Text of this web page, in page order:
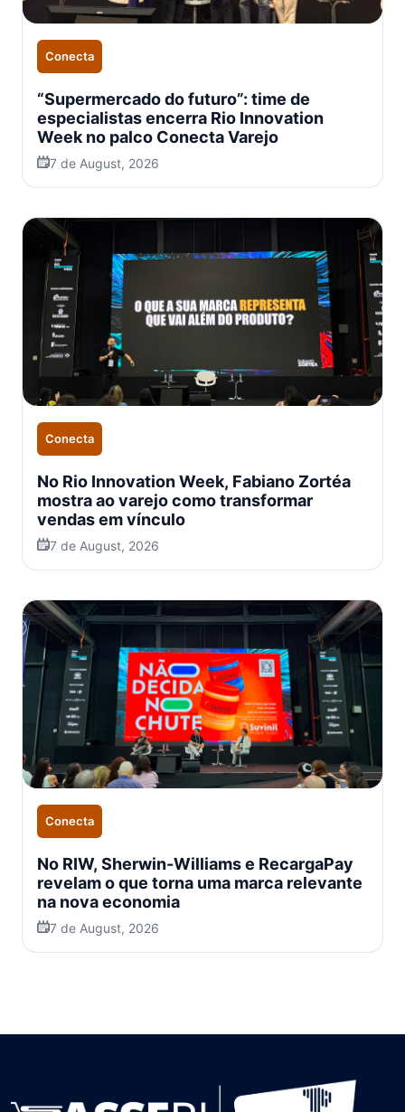
Conecta
“Supermercado do futuro”: time de
especialistas encerra Rio Innovation
Week no palco Conecta Varejo
7 de August, 2026
Conecta
No Rio Innovation Week, Fabiano Zortéa
mostra ao varejo como transformar
vendas em vínculo
7 de August, 2026
Conecta
No RIW, Sherwin-Williams e RecargaPay
revelam o que torna uma marca relevante
na nova economia
7 de August, 2026